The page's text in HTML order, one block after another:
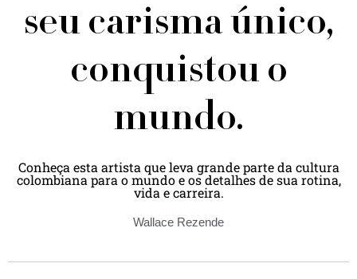
seu carisma único,
conquistou o
mundo.
Conheça esta artista que leva grande parte da cultura
colombiana para o mundo e os detalhes de sua rotina,
vida e carreira.
Wallace Rezende